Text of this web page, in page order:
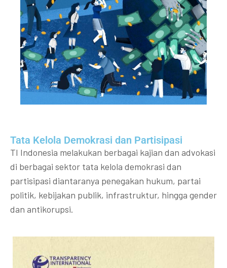
Tata Kelola Demokrasi dan Partisipasi​
TI Indonesia melakukan berbagai kajian dan advokasi
di berbagai sektor tata kelola demokrasi dan
partisipasi diantaranya penegakan hukum, partai
politik, kebijakan publik, infrastruktur, hingga gender
dan antikorupsi.